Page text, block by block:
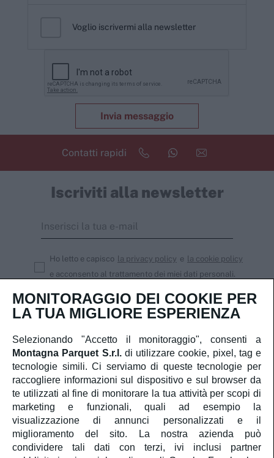
Voglio iscrivermi alla newsletter
Invia messaggio
Contatti rapidi
Iscriviti alla newsletter
Ho letto e capisco la privacy policy e la cookie policy
e acconsento al trattamento dei miei dati personali.
Iscriviti
Servizio Clienti
Account
Servizi
MONITORAGGIO DEI COOKIE PER
LA TUA MIGLIORE ESPERIENZA
Selezionando "Accetto il monitoraggio", consenti a
Montagna Parquet S.r.l. di utilizzare cookie, pixel, tag e
tecnologie simili. Ci serviamo di queste tecnologie per
raccogliere informazioni sul dispositivo e sul browser da
te utilizzati al fine di monitorare la tua attività per scopi di
marketing e funzionali, quali ad esempio la
visualizzazione di annunci personalizzati e il
miglioramento del sito. La nostra azienda può
condividere tali dati con terzi, ivi inclusi partner